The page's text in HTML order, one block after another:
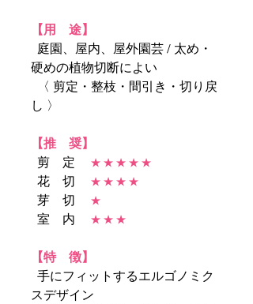
【用 途】
庭園、屋内、屋外園芸 / 太め・
硬めの植物切断によい
〈 剪定・整枝・間引き・切り戻
し 〉
【推 奨】
剪 定 ★ ★ ★ ★ ★
花 切 ★ ★ ★ ★
芽 切 ★
室 内 ★ ★ ★
【特 徴】
手にフィットするエルゴノミク
スデザイン